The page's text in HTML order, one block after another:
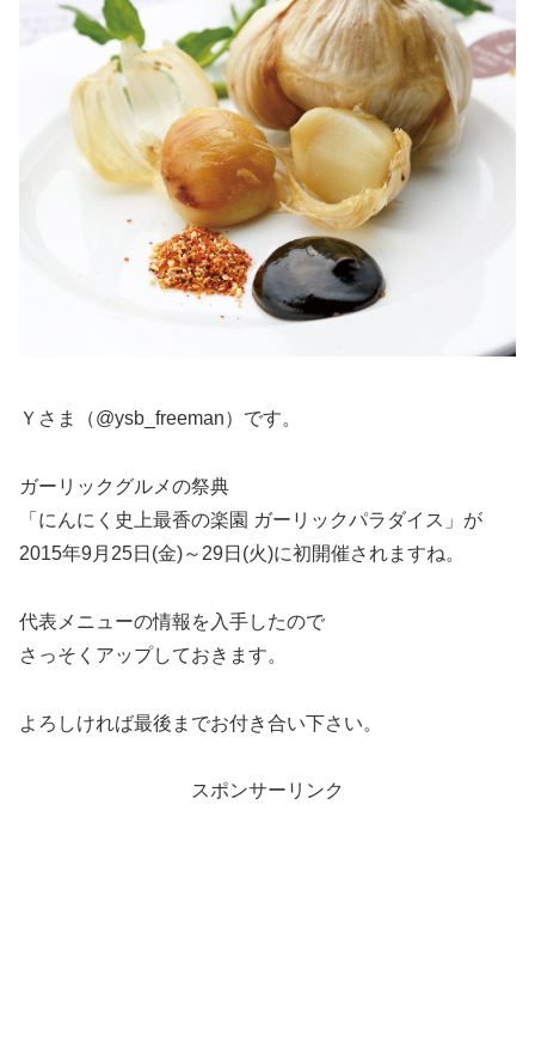
Ｙさま（@ysb_freeman）です。
ガーリックグルメの祭典
「にんにく史上最香の楽園 ガーリックパラダイス」が
2015年9月25日(金)～29日(火)に初開催されますね。
代表メニューの情報を入手したので
さっそくアップしておきます。
よろしければ最後までお付き合い下さい。
スポンサーリンク